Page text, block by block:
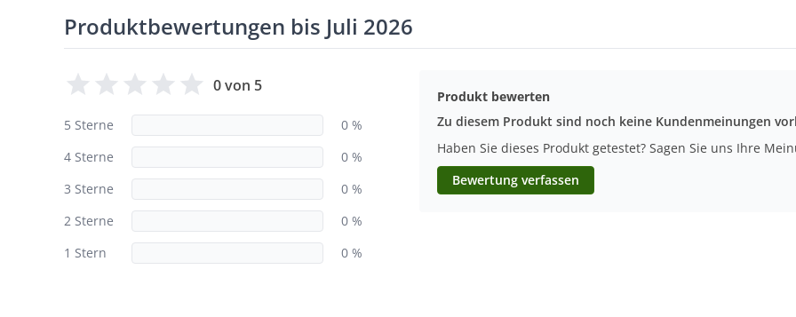
Produktbewertungen bis Juli 2026
Produkt bewerten
Zu diesem Produkt sind noch keine Kundenmeinungen
Haben Sie dieses Produkt getestet? Sagen Sie uns Ihre